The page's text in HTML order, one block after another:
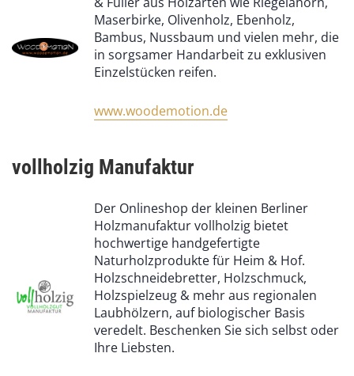
Maserbirke, Olivenholz, Ebenholz,
Bambus, Nussbaum und vielen mehr, die
in sorgsamer Handarbeit zu exklusiven
Einzelstücken reifen.
www.woodemotion.de
vollholzig Manufaktur
Der Onlineshop der kleinen Berliner
Holzmanufaktur vollholzig bietet
hochwertige handgefertigte
Naturholzprodukte für Heim & Hof.
Holzschneidebretter, Holzschmuck,
Holzspielzeug & mehr aus regionalen
Laubhölzern, auf biologischer Basis
veredelt. Beschenken Sie sich selbst oder
Ihre Liebsten.